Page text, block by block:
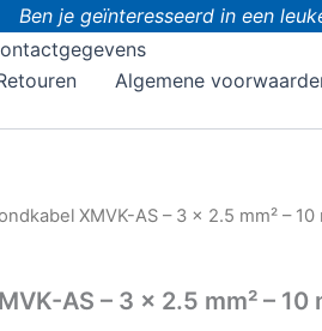
Ben je geïnteresseerd in een
Algemene
XMVK-AS – 3 x 2.5 mm² – 10
AS – 3 x 2.5 mm² – 10